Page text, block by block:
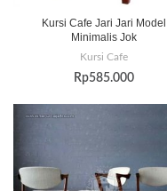
Kursi Cafe Jari Jari Model
Minimalis Jok
Kursi Cafe
Rp585.000